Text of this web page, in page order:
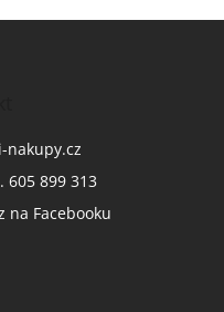
nakupy.cz
605 899 313
na Facebooku